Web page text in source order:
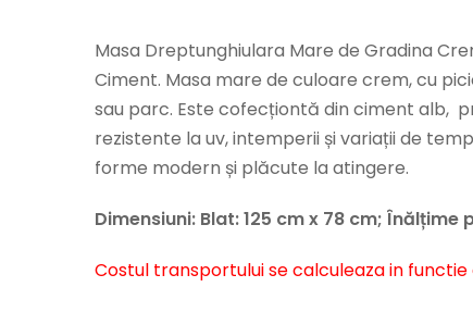
Masa Dreptunghiulara Mare de Gradina
Ciment. Masa mare de culoare crem, cu
sau parc. Este cofecționtă din ciment alb,
rezistente la uv, intemperii și variații de
forme modern și plăcute la atingere.
Dimensiuni: Blat: 125 cm x 78 cm; Înălțime
Costul transportului se calculeaza in